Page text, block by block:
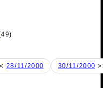
28/11/2000 30/11/2000